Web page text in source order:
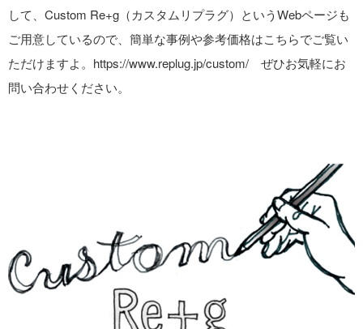
して、Custom Re+g（カスタムリプラグ）というWebページも
ご用意しているので、簡単な事例や参考価格はこちらでご覧い
ただけますよ。https://www.replug.jp/custom/ ぜひお気軽にお
問い合わせください。